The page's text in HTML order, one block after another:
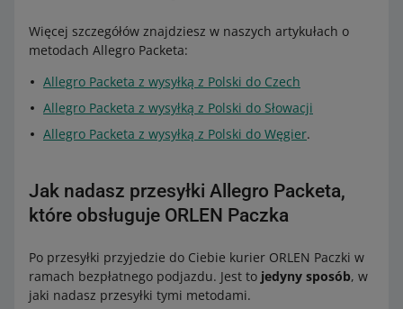
Więcej szczegółów znajdziesz w naszych artykułach o
metodach Allegro Packeta:
Allegro Packeta z wysyłką z Polski do Czech
Allegro Packeta z wysyłką z Polski do Słowacji
Allegro Packeta z wysyłką z Polski do Węgier.
Jak nadasz przesyłki Allegro Packeta,
które obsługuje ORLEN Paczka
Po przesyłki przyjedzie do Ciebie kurier ORLEN Paczki w
ramach bezpłatnego podjazdu. Jest to jedyny sposób, w
jaki nadasz przesyłki tymi metodami.